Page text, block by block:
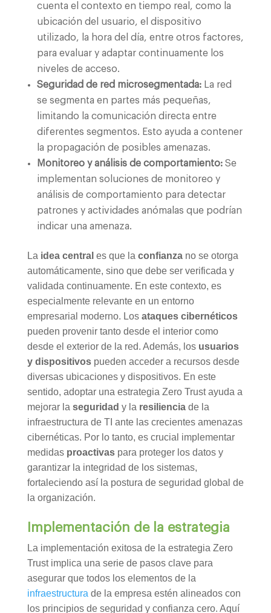
cuenta el contexto en tiempo real, como la
ubicación del usuario, el dispositivo
utilizado, la hora del día, entre otros factores,
para evaluar y adaptar continuamente los
niveles de acceso.
Seguridad de red microsegmentada:La red
se segmenta en partes más pequeñas,
limitando la comunicación directa entre
diferentes segmentos. Esto ayuda a contener
la propagación de posibles amenazas.
Monitoreo y análisis de comportamiento:Se
implementan soluciones de monitoreo y
análisis de comportamiento para detectar
patrones y actividades anómalas que podrían
indicar una amenaza.
La idea central es que la confianzano se otorga
automáticamente, sino que debe ser verificada y
validada continuamente. En este contexto, es
especialmente relevante en un entorno
empresarial moderno. Los ataques cibernéticos
pueden provenir tanto desde el interior como
desde el exterior de la red. Además, los usuarios
y dispositivospueden acceder a recursos desde
diversas ubicaciones y dispositivos. En este
sentido, adoptar una estrategia Zero Trust ayuda a
mejorar la seguridad y la resilienciade la
infraestructura de TI ante las crecientes amenazas
cibernéticas. Por lo tanto, es crucial implementar
medidas proactivaspara proteger los datos y
garantizar la integridad de los sistemas,
fortaleciendo así la postura de seguridad global de
la organización.
Implementación de la estrategia
La implementación exitosa de la estrategia Zero
Trust implica una serie de pasos clave para
asegurar que todos los elementos de la
infraestructura de la empresa estén alineados con
los principios de seguridad y confianza cero. Aquí